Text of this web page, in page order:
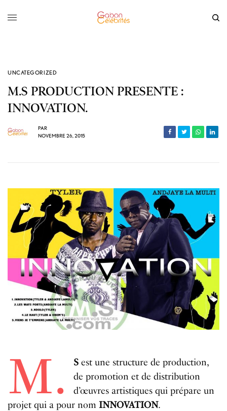
UNCATEGORIZED
M.S PRODUCTION PRESENTE :
INNOVATION.
PAR
NOVEMBRE 26, 2015
M. Sest une structure de production,
de promotion et de distribution
d’œuvres artistiques qui prépare un
projet qui a pour nom INNOVATION.